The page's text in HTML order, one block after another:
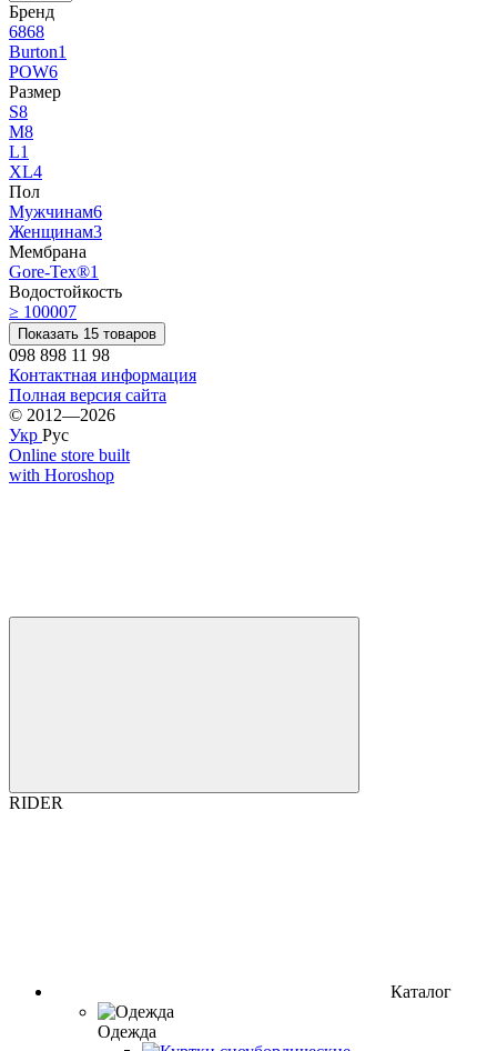
Бренд
6868
Burton1
POW6
Размер
S8
M8
L1
XL4
Пол
Мужчинам6
Женщинам3
Мембрана
Gore-Tex®1
Водостойкость
≥ 100007
Показать 15 товаров
098 898 11 98
Контактная информация
Полная версия сайта
© 2012—2026
Укр Рус
Online store built
with Horoshop
RIDER
Каталог
Одежда